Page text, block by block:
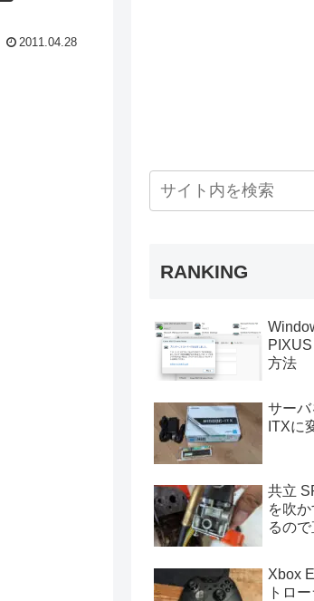
2011.04.28
RANKING
方法
サー
ITXに
共立
を吹
るの
Xbox
トロ